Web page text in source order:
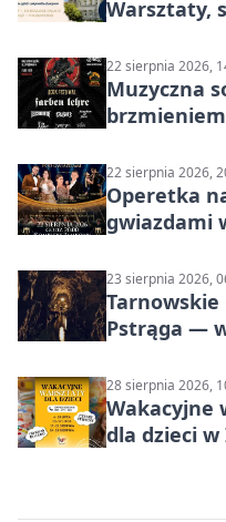
Warsztaty,
22 sierpnia 2026,
Muzyczna
22 sierpnia 2026,
Operetka
gwiazdami
23 sierpnia 2026,
Tarnowskie
Pstrąga —
28 sierpnia 2026,
Wakacyjne
dla dzieci